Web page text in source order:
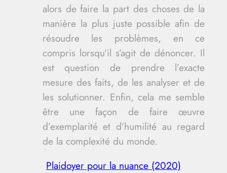
alors de faire la part des choses de la
manière la plus juste possible afin de
résoudre les problèmes, en ce
compris lorsqu’il s’agit de dénoncer. Il
est question de prendre l’exacte
mesure des faits, de les analyser et de
les solutionner. Enfin, cela me semble
être une façon de faire œuvre
d’exemplarité et d’humilité au regard
de la complexité du monde.
Plaidoyer pour la nuance (2020)